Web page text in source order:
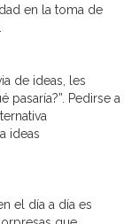
en la toma de
de ideas, les
pasaría?”. Pedirse a
ideas
el día a día es